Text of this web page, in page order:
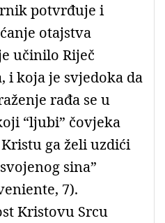
potvrđuje i
otajstva
učinilo Riječ
i koja je svjedoka da
rađa se u
“ljubi” čovjeka
ga želi uzdići
sina”
7).
Kristovu Srcu